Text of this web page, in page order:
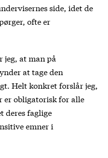
side, idet de
ofte er
at man på
at tage den
Helt konkret forslår jeg,
er obligatorisk for alle
deres faglige
emner i